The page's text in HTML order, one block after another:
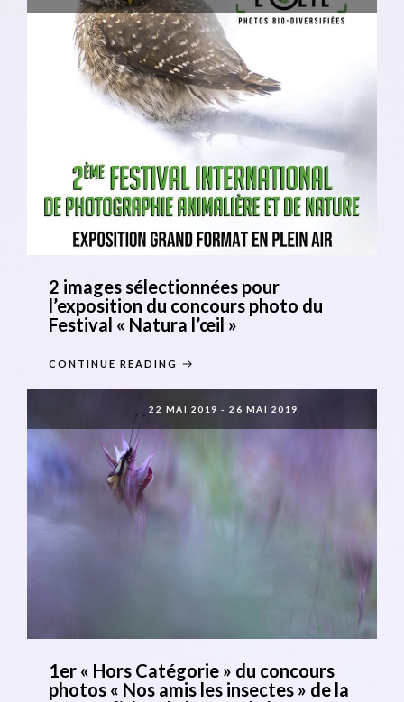
2 images sélectionnées pour
l’exposition du concours photo du
Festival « Natura l’œil »
CONTINUE READING
22 MAI 2019 -26 MAI 2019
1er « Hors Catégorie » du concours
photos « Nos amis les insectes » de la